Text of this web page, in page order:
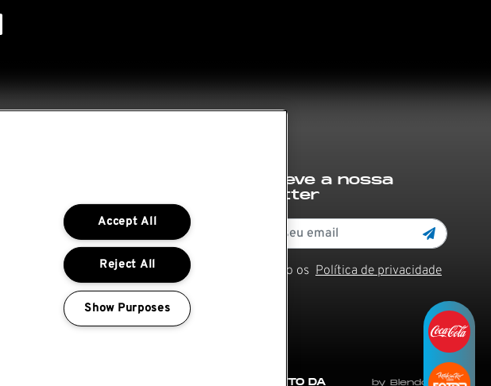
Subscreve a nossa
newsletter
Li e aceito os Política de privacidade
REGULAMENTO DA by Blendd @
Accept All
Reject All
Show Purposes